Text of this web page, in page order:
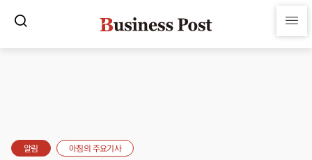
알림 아침의 주요기사